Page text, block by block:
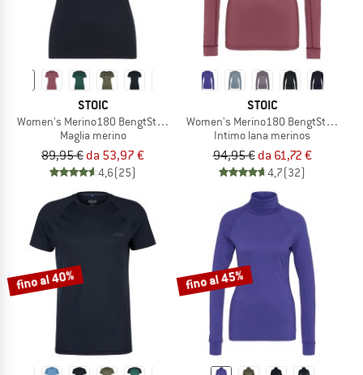
STOIC
Women's Merino180 BengtSt. T-Shirt slim
Maglia merino
89,95 € da 53,97 €
4,6(25)
STOIC
Women's Merino180 BengtSt. L/S
Intimo lana merinos
94,95 € da 61,72 €
4,7(32)
fino al 40% fino al 45%